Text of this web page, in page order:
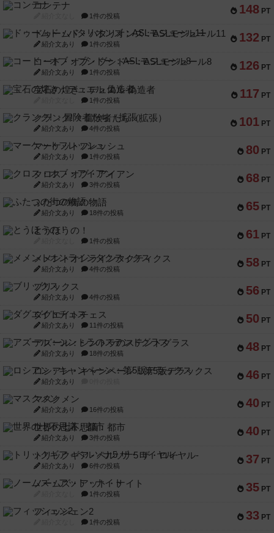
148 PT
コンテナ
1件の投稿
132 PT
ドゥームド・バタリオンズ：ASLモジュール11
紹介文あり 1件の投稿
126 PT
コード・オブ・ブシドー：ASLモジュール8
紹介文あり 1件の投稿
117 PT
宝石の煌き：デュエル 偽造者
1件の投稿
101 PT
クランク! ：冒険者たち（拡張）
紹介文あり 4件の投稿
80 PT
マーケットフレッシュ
紹介文あり 1件の投稿
68 PT
クロス・オブ・アイアン
紹介文あり 3件の投稿
65 PT
ふたつの街の物語
紹介文あり 18件の投稿
61 PT
とうほうの！
1件の投稿
58 PT
メメントオンラインタクティクス
紹介文あり 4件の投稿
56 PT
ブリックス
紹介文あり 4件の投稿
50 PT
ダグエイトチェス
紹介文あり 11件の投稿
48 PT
アズール：シントラのステンドグラス
紹介文あり 18件の投稿
46 PT
ロシアン・キャンペーン：第5版デラックス
紹介文あり
40 PT
マスクメン
紹介文あり 16件の投稿
40 PT
世界の七不思議：都市
紹介文あり 3件の投稿
37 PT
トリックギア - ペルソナ5 ザ・ロイヤル-
紹介文あり 6件の投稿
35 PT
ノームズ・アット・ナイト
1件の投稿
33 PT
フィッシェン2
1件の投稿